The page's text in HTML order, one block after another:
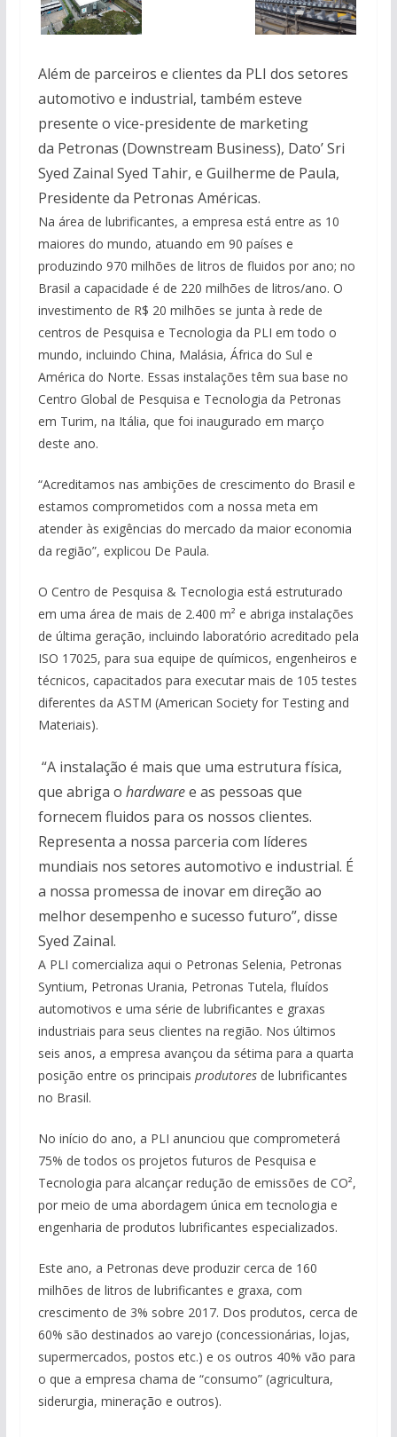
Além de parceiros e clientes da PLI dos setores
automotivo e industrial, também esteve
presente o vice-presidente de marketing
da Petronas (Downstream Business), Dato’ Sri
Syed Zainal Syed Tahir, e Guilherme de Paula,
Presidente da Petronas Américas.
Na área de lubrificantes, a empresa está entre as 10
maiores do mundo, atuando em 90 países e
produzindo 970 milhões de litros de fluidos por ano; no
Brasil a capacidade é de 220 milhões de litros/ano. O
investimento de R$ 20 milhões se junta à rede de
centros de Pesquisa e Tecnologia da PLI em todo o
mundo, incluindo China, Malásia, África do Sul e
América do Norte. Essas instalações têm sua base no
Centro Global de Pesquisa e Tecnologia da Petronas
em Turim, na Itália, que foi inaugurado em março
deste ano.
“Acreditamos nas ambições de crescimento do Brasil e
estamos comprometidos com a nossa meta em
atender às exigências do mercado da maior economia
da região”, explicou De Paula.
O Centro de Pesquisa & Tecnologia está estruturado
em uma área de mais de 2.400 m² e abriga instalações
de última geração, incluindo laboratório acreditado pela
ISO 17025, para sua equipe de químicos, engenheiros e
técnicos, capacitados para executar mais de 105 testes
diferentes da ASTM (American Society for Testing and
Materiais).
“A instalação é mais que uma estrutura física,
que abriga o hardwaree as pessoas que
fornecem fluidos para os nossos clientes.
Representa a nossa parceria com líderes
mundiais nos setores automotivo e industrial. É
a nossa promessa de inovar em direção ao
melhor desempenho e sucesso futuro”, disse
Syed Zainal.
A PLI comercializa aqui o Petronas Selenia, Petronas
Syntium, Petronas Urania, Petronas Tutela, fluídos
automotivos e uma série de lubrificantes e graxas
industriais para seus clientes na região. Nos últimos
seis anos, a empresa avançou da sétima para a quarta
posição entre os principais produtoresde lubrificantes
no Brasil.
No início do ano, a PLI anunciou que comprometerá
75% de todos os projetos futuros de Pesquisa e
Tecnologia para alcançar redução de emissões de CO²,
por meio de uma abordagem única em tecnologia e
engenharia de produtos lubrificantes especializados.
Este ano, a Petronas deve produzir cerca de 160
milhões de litros de lubrificantes e graxa, com
crescimento de 3% sobre 2017. Dos produtos, cerca de
60% são destinados ao varejo (concessionárias, lojas,
supermercados, postos etc.) e os outros 40% vão para
o que a empresa chama de “consumo” (agricultura,
siderurgia, mineração e outros).